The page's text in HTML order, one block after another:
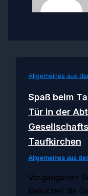
Allgemeines aus
Spaß beim
Tür in der
Taufkirchen
Allgemeines aus
Vergangenen
Besucher die